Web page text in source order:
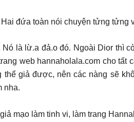
đứa toàn nói chuyện tửng tửng
là lừ.a đả.o đó. Ngoài Dior thì
web hannaholala.com cho
giả được, nên các nàng sẽ
nha.
mạo làm tinh vi, làm trang